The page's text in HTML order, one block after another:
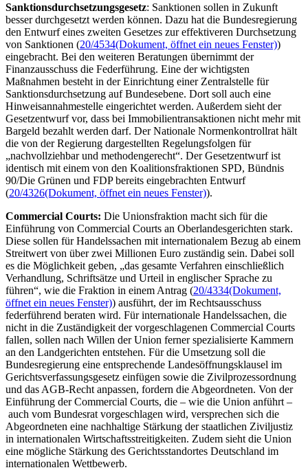
Sanktionsdurchsetzungsgesetz: Sanktionen sollen in Zukunft
besser durchgesetzt werden können. Dazu hat die Bundesregierung
den Entwurf eines zweiten Gesetzes zur effektiveren Durchsetzung
von Sanktionen (20/4534(Dokument, öffnet ein neues Fenster))
eingebracht. Bei den weiteren Beratungen übernimmt der
Finanzausschuss die Federführung. Eine der wichtigsten
Maßnahmen besteht in der Einrichtung einer Zentralstelle für
Sanktionsdurchsetzung auf Bundesebene. Dort soll auch eine
Hinweisannahmestelle eingerichtet werden. Außerdem sieht der
Gesetzentwurf vor, dass bei Immobilientransaktionen nicht mehr mit
Bargeld bezahlt werden darf. Der Nationale Normenkontrollrat hält
die von der Regierung dargestellten Regelungsfolgen für
„nachvollziehbar und methodengerecht“. Der Gesetzentwurf ist
identisch mit einem von den Koalitionsfraktionen SPD, Bündnis
90/Die Grünen und FDP bereits eingebrachten Entwurf
(20/4326(Dokument, öffnet ein neues Fenster)).
Commercial Courts: Die Unionsfraktion macht sich für die
Einführung von Commercial Courts an Oberlandesgerichten stark.
Diese sollen für Handelssachen mit internationalem Bezug ab einem
Streitwert von über zwei Millionen Euro zuständig sein. Dabei soll
es die Möglichkeit geben, „das gesamte Verfahren einschließlich
Verhandlung, Schriftsätze und Urteil in englischer Sprache zu
führen“, wie die Fraktion in einem Antrag (20/4334(Dokument,
öffnet ein neues Fenster)) ausführt, der im Rechtsausschuss
federführend beraten wird. Für internationale Handelssachen, die
nicht in die Zuständigkeit der vorgeschlagenen Commercial Courts
fallen, sollen nach Willen der Union ferner spezialisierte Kammern
an den Landgerichten entstehen. Für die Umsetzung soll die
Bundesregierung eine entsprechende Landesöffnungsklausel im
Gerichtsverfassungsgesetz einfügen sowie die Zivilprozessordnung
und das AGB-Recht anpassen, fordern die Abgeordneten. Von der
Einführung der Commercial Courts, die – wie die Union anführt –
auch vom Bundesrat vorgeschlagen wird, versprechen sich die
Abgeordneten eine nachhaltige Stärkung der staatlichen Ziviljustiz
in internationalen Wirtschaftsstreitigkeiten. Zudem sieht die Union
eine mögliche Stärkung des Gerichtsstandortes Deutschland im
internationalen Wettbewerb.